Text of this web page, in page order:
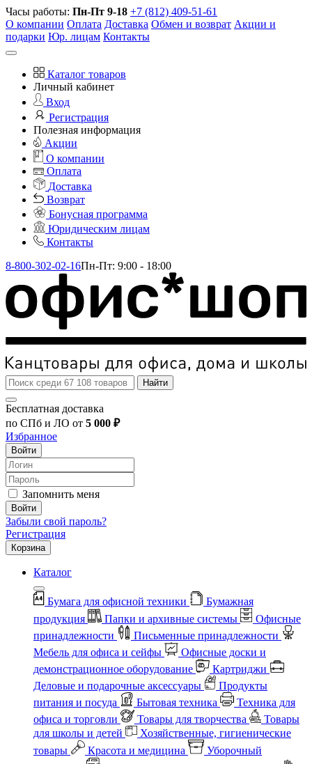
Часы работы: Пн-Пт 9-18 +7 (812) 409-51-61
О компании Оплата Доставка Обмен и возврат Акции и
подарки Юр. лицам Контакты
Каталог товаров
Личный кабинет
Вход
Регистрация
Полезная информация
Акции
О компании
Оплата
Доставка
Возврат
Бонусная программа
Юридическим лицам
Контакты
8-800-302-02-16Пн-Пт: 9:00 - 18:00
Найти
Бесплатная доставка
по СПб и ЛО от 5 000 ₽
Избранное
Войти
Запомнить меня
Войти
Забыли свой пароль?
Регистрация
Корзина
Каталог
Бумага для офисной техники
Бумажная
продукция
Папки и архивные системы
Офисные
принадлежности
Письменные принадлежности
Мебель для офиса и сейфы
Офисные доски и
демонстрационное оборудование
Картриджи
Деловые и подарочные аксессуары
Продукты
питания и посуда
Бытовая техника
Техника для
офиса и торговли
Товары для творчества
Товары
для школы и детей
Хозяйственные, гигиенические
товары
Красота и медицина
Уборочный